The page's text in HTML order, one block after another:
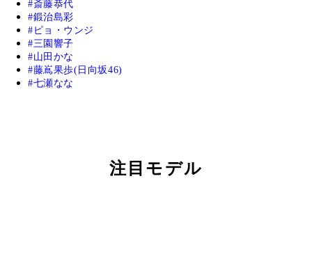
斎藤恭代
鍛治島彩
ピョ・ウンジ
三園響子
山田かな
藤嶌果歩(日向坂46)
七瀬なな
注目モデル